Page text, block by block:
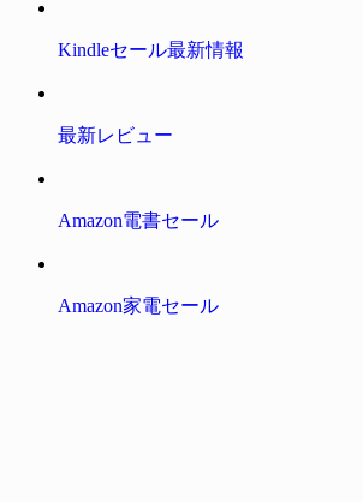
Kindleセール最新情報
最新レビュー
Amazon電書セール
Amazon家電セール